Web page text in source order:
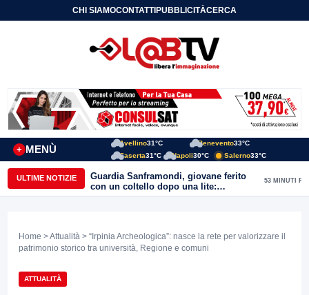
CHI SIAMOCONTATTIPUBBLICITÀCERCA
MENÙ
+
Avellino31°C Benevento33°C
Caserta31°C Napoli30°C Salerno33°C
ULTIME NOTIZIE
Guardia Sanframondi, giovane ferito
con un coltello dopo una lite:
individuato il presunto autore
53 MINUTI FA
Home >Attualità > “Irpinia Archeologica”: nasce la rete per valorizzare il
patrimonio storico tra università, Regione e comuni
ATTUALITÀ